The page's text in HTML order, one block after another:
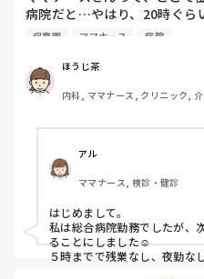
と。
師長さんの言ってることも確
てないですし、病棟での臨床
気持ちがあります。
・転職する
病院も規模やいろいろ取り組
みるとおもしろいですよ。た
けてもいいのかなと思います
病院だと…やはり、20時ぐら
お迎えが間に合わないことが
保育園 ママナース 病院
ほうじ茶
内科, ママナース, クリニック,
アル
ママナース, 検診・健診
はじめまして。
私は総合病院勤務でしたが、
ることにしました☺️
５時までで残業なし、夜勤な